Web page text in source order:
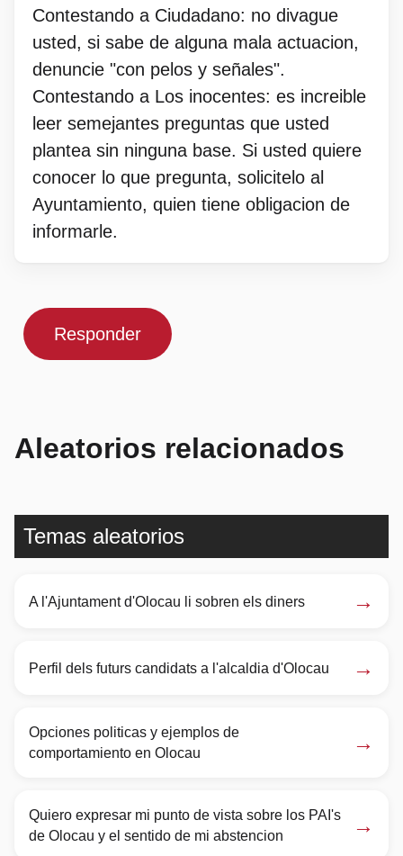
Contestando a Ciudadano: no divague
usted, si sabe de alguna mala actuacion,
denuncie "con pelos y señales".
Contestando a Los inocentes: es increible
leer semejantes preguntas que usted
plantea sin ninguna base. Si usted quiere
conocer lo que pregunta, solicitelo al
Ayuntamiento, quien tiene obligacion de
informarle.
Responder
Aleatorios relacionados
Temas aleatorios
A l'Ajuntament d'Olocau li sobren els diners →
Perfil dels futurs candidats a l'alcaldia d'Olocau →
Opciones politicas y ejemplos de
comportamiento en Olocau
→
Quiero expresar mi punto de vista sobre los PAI's
de Olocau y el sentido de mi abstencion
→